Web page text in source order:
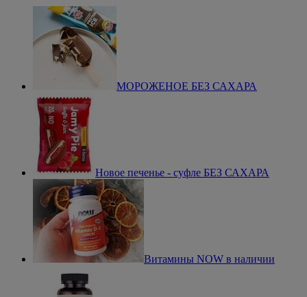
МОРОЖЕНОЕ БЕЗ САХАРА
Новое печенье - суфле БЕЗ САХАРА
Витамины NOW в наличии